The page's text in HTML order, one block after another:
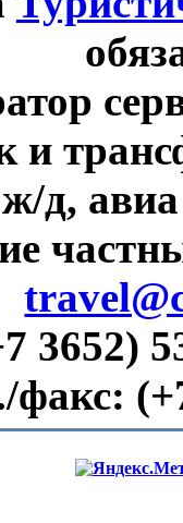
и
д,
3652)
факс: